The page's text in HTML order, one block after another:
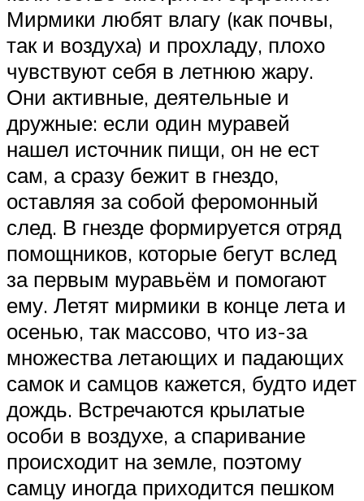
Мирмики любят влагу (как почвы,
так и воздуха) и прохладу, плохо
чувствуют себя в летнюю жару.
Они активные, деятельные и
дружные: если один муравей
нашел источник пищи, он не ест
сам, а сразу бежит в гнездо,
оставляя за собой феромонный
след. В гнезде формируется отряд
помощников, которые бегут вслед
за первым муравьём и помогают
ему. Летят мирмики в конце лета и
осенью, так массово, что из-за
множества летающих и падающих
самок и самцов кажется, будто идет
дождь. Встречаются крылатые
особи в воздухе, а спаривание
происходит на земле, поэтому
самцу иногда приходится пешком